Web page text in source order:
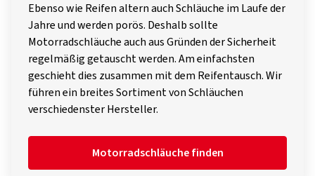
Ebenso wie Reifen altern auch Schläuche im Laufe der
Jahre und werden porös. Deshalb sollte
Motorradschläuche auch aus Gründen der Sicherheit
regelmäßig getauscht werden. Am einfachsten
geschieht dies zusammen mit dem Reifentausch. Wir
führen ein breites Sortiment von Schläuchen
verschiedenster Hersteller.
Motorradschläuche finden